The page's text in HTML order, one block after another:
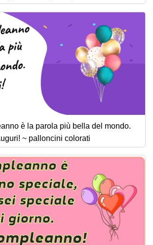
è la parola più bella del mondo.
~ palloncini colorati